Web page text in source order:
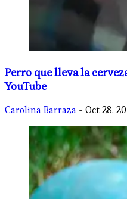
Perro que lleva la
YouTube
Carolina Barraza - Oct 28,